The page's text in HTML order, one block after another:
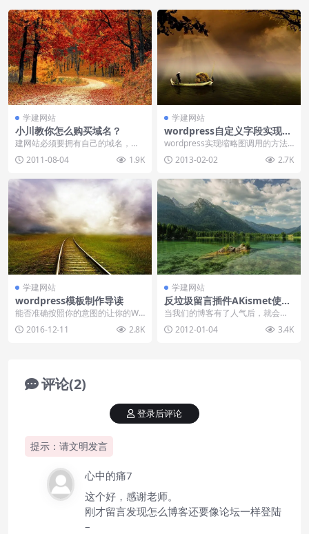
学建网站
小川教你怎么购买域名？
建网站必须要拥有自己的域名，就
如建房子要选址一样，好的域名会
对后期的网站优化有很...
2011-08-04 1.9K
学建网站
wordpress自定义字段实现缩
略图调用
wordpress实现缩略图调用的方法
非常多，比如常用的有插件法（WP
-Thum...
2013-02-02 2.7K
学建网站
wordpress模板制作导读
能否准确按照你的意图的让你的Wo
rdPress博客展现出来的关键在于你
是否了解W...
2016-12-11 2.8K
学建网站
反垃圾留言插件AKismet使用
教程
当我们的博客有了人气后，就会出
现很多烦人的垃圾留言，特别是wo
rdpress博客...
2012-01-04 3.4K
评论(2)
提示：请文明发言
登录后评论
心中的痛7
这个好，感谢老师。
刚才留言发现怎么博客还要像论坛一样登陆
–